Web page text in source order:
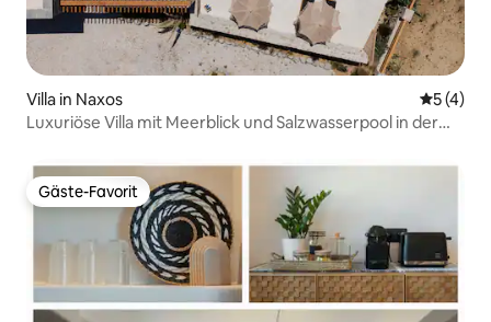
Villa in Naxos
5 (4)
Luxuriöse Villa mit Meerblick und Salzwasserpool in der
Gäste-Favorit
Gäste-Favorit